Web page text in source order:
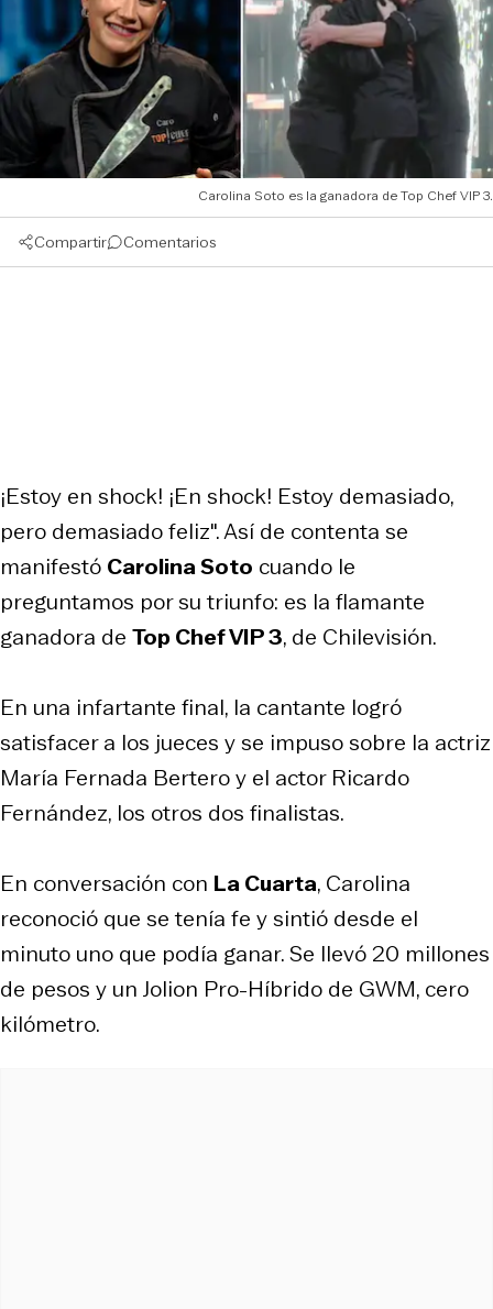
Carolina Soto es la ganadora de Top Chef VIP 3.
Compartir Comentarios
¡Estoy en shock! ¡En shock! Estoy demasiado,
pero demasiado feliz". Así de contenta se
manifestó Carolina Soto cuando le
preguntamos por su triunfo: es la flamante
ganadora de Top Chef VIP 3, de Chilevisión.
En una infartante final, la cantante logró
satisfacer a los jueces y se impuso sobre la actriz
María Fernada Bertero y el actor Ricardo
Fernández, los otros dos finalistas.
En conversación con La Cuarta, Carolina
reconoció que se tenía fe y sintió desde el
minuto uno que podía ganar. Se llevó 20 millones
de pesos y un Jolion Pro-Híbrido de GWM, cero
kilómetro.